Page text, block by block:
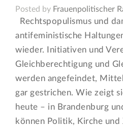
Posted by Frauenpolitischer
Rechtspopulismus und
antifeministische
wieder. Initiativen und
Gleichberechtigung und
werden angefeindet,
gar gestrichen. Wie zeigt
heute – in Brandenburg
können Politik, Kirche